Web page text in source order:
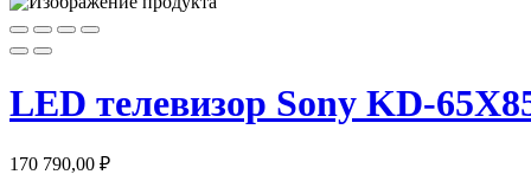
LED телевизор Sony KD-
170 790,00 ₽